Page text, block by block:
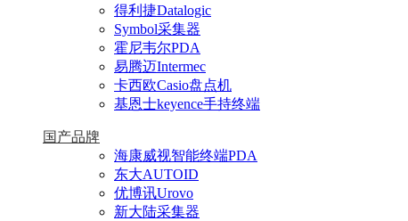
得利捷Datalogic
Symbol采集器
霍尼韦尔PDA
易腾迈Intermec
卡西欧Casio盘点机
基恩士keyence手持终端
国产品牌
海康威视智能终端PDA
东大AUTOID
优博讯Urovo
新大陆采集器